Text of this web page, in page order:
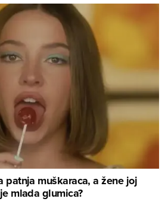
patnja muškaraca, a žene joj
mlada glumica?